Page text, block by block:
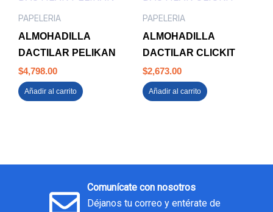
PAPELERIA
ALMOHADILLA
DACTILAR PELIKAN
$4,798.00
Añadir al carrito
PAPELERIA
ALMOHADILLA
DACTILAR CLICKIT
$2,673.00
Añadir al carrito
Comunícate con nosotros
Déjanos tu correo y entérate de